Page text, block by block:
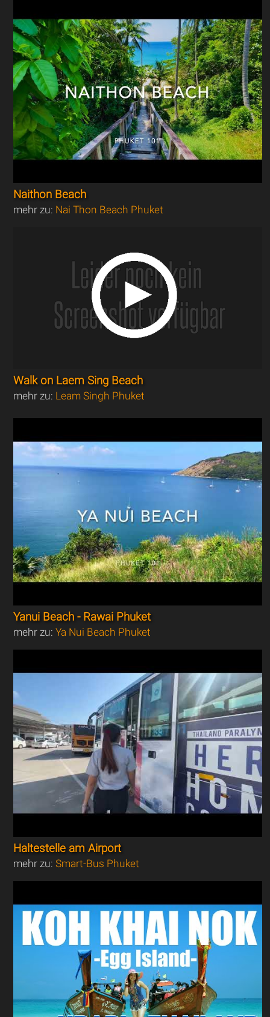
Naithon Beach
mehr zu: Nai Thon Beach Phuket
Walk on Laem Sing Beach
mehr zu: Leam Singh Phuket
Yanui Beach - Rawai Phuket
mehr zu:Ya Nui Beach Phuket
Haltestelle am Airport
mehr zu:Smart-Bus Phuket